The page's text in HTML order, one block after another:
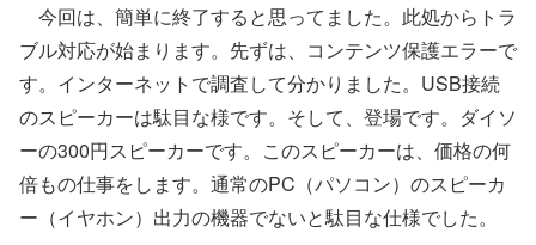
今回は、簡単に終了すると思ってました。此処からトラ
ブル対応が始まります。先ずは、コンテンツ保護エラーで
す。インターネットで調査して分かりました。USB接続
のスピーカーは駄目な様です。そして、登場です。ダイソ
ーの300円スピーカーです。このスピーカーは、価格の何
倍もの仕事をします。通常のPC（パソコン）のスピーカ
ー（イヤホン）出力の機器でないと駄目な仕様でした。